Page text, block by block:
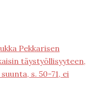
Pekkarisen
täystyöllisyyteen,
s. 50-71, ei